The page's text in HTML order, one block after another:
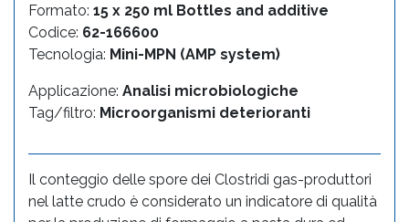
Formato: 15 x 250 ml Bottles and additive
Codice: 62-166600
Tecnologia: Mini-MPN (AMP system)
Applicazione: Analisi microbiologiche
Tag/filtro: Microorganismi deterioranti
Il conteggio delle spore dei Clostridi gas-produttori
nel latte crudo è considerato un indicatore di qualità